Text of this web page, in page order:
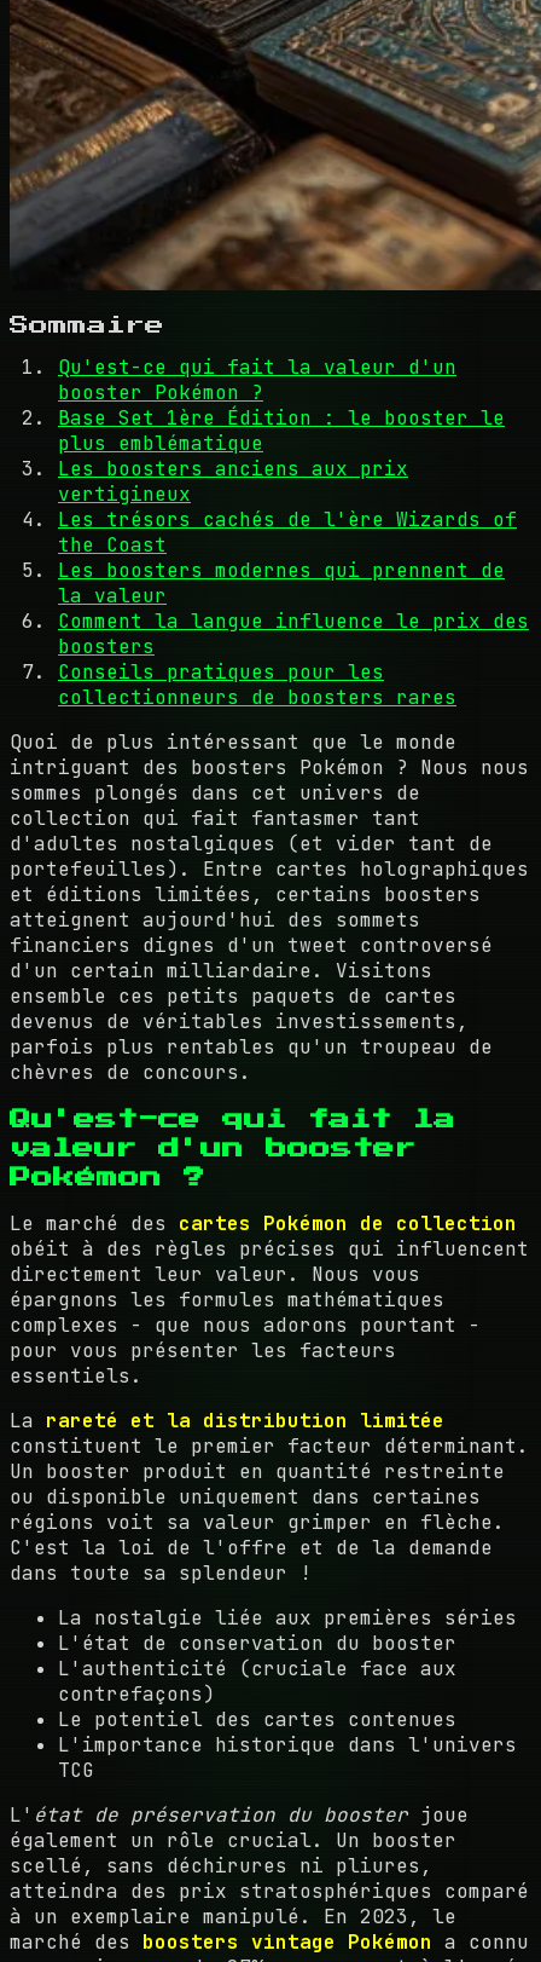
Sommaire
Qu'est-ce qui fait la valeur d'un
booster Pokémon ?
Base Set 1ère Édition : le booster le
plus emblématique
Les boosters anciens aux prix
vertigineux
Les trésors cachés de l'ère Wizards of
the Coast
Les boosters modernes qui prennent de
la valeur
Comment la langue influence le prix des
boosters
Conseils pratiques pour les
collectionneurs de boosters rares
Quoi de plus intéressant que le monde
intriguant des boosters Pokémon ? Nous nous
sommes plongés dans cet univers de
collection qui fait fantasmer tant
d'adultes nostalgiques (et vider tant de
portefeuilles). Entre cartes holographiques
et éditions limitées, certains boosters
atteignent aujourd'hui des sommets
financiers dignes d'un tweet controversé
d'un certain milliardaire. Visitons
ensemble ces petits paquets de cartes
devenus de véritables investissements,
parfois plus rentables qu'un troupeau de
chèvres de concours.
Qu'est-ce qui fait la
valeur d'un booster
Pokémon ?
Le marché des cartes Pokémon de collection
obéit à des règles précises qui influencent
directement leur valeur. Nous vous
épargnons les formules mathématiques
complexes - que nous adorons pourtant -
pour vous présenter les facteurs
essentiels.
La rareté et la distribution limitée
constituent le premier facteur déterminant.
Un booster produit en quantité restreinte
ou disponible uniquement dans certaines
régions voit sa valeur grimper en flèche.
C'est la loi de l'offre et de la demande
dans toute sa splendeur !
La nostalgie liée aux premières séries
L'état de conservation du booster
L'authenticité (cruciale face aux
contrefaçons)
Le potentiel des cartes contenues
L'importance historique dans l'univers
TCG
L' état de préservation du booster joue
également un rôle crucial. Un booster
scellé, sans déchirures ni pliures,
atteindra des prix stratosphériques comparé
à un exemplaire manipulé. En 2023, le
marché des boosters vintage Pokémon a connu